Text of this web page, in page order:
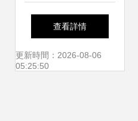
外廣告如何助力主
流媒體高效宣發
查看詳情
更新時間：2026-08-06
05:25:50